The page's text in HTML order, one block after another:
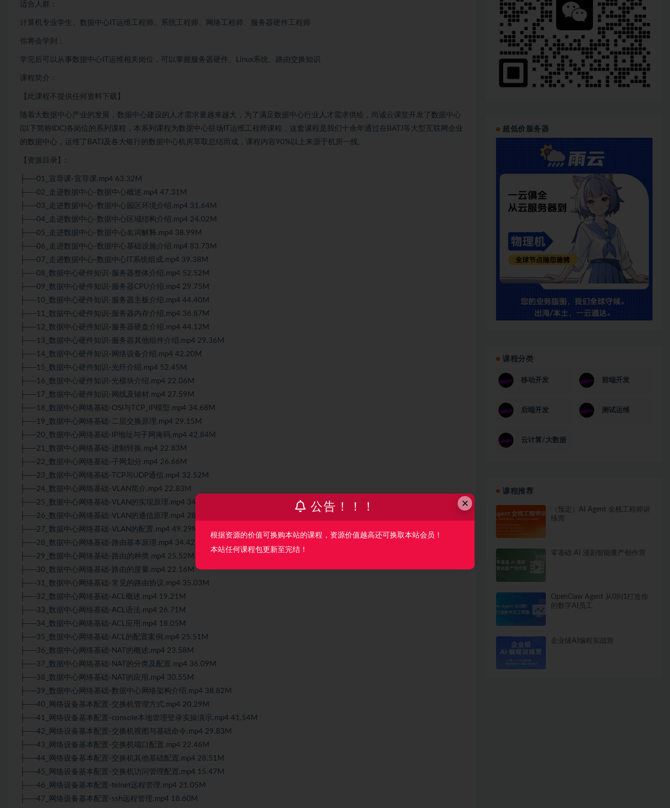
适合人群：
计算机专业学生、数据中心IT运维工程师、系统工程师、网络工程师、服务器硬件工程师
你将会学到：
学完后可以从事数据中心IT运维相关岗位，可以掌握服务器硬件、 Linux系统、路由交换知识
课程简介：
【此课程不提供任何资料下载】
随着大数据中心产业的发展，数据中心建设的人才需求量越来越大，为了满足数据中心行业人才需求供给，尚诚云课堂开发了数据中心
(以下简称IDC)各岗位的系列课程，本系列课程为数据中心驻场IT运维工程师课程，这套课程是我们十余年通过在BATJ等大型互联网企业
的数据中心，运维了BATJ及各大银行的数据中心机房萃取总结而成，课程内容90%以上来源于机房一线。
【资源目录】:
├──01_宣导课-宣导课.mp4 63.32M
├──02_走进数据中心-数据中心概述.mp4 47.31M
├──03_走进数据中心-数据中心园区环境介绍.mp4 31.64M
├──04_走进数据中心-数据中心区域结构介绍.mp4 24.02M
├──05_走进数据中心-数据中心名词解释.mp4 38.99M
├──06_走进数据中心-数据中心基础设施介绍.mp4 83.73M
├──07_走进数据中心-数据中心IT系统组成.mp4 39.38M
├──08_数据中心硬件知识-服务器整体介绍.mp4 52.52M
├──09_数据中心硬件知识-服务器CPU介绍.mp4 29.75M
├──10_数据中心硬件知识-服务器主板介绍.mp4 44.40M
├──11_数据中心硬件知识-服务器内存介绍.mp4 36.87M
├──12_数据中心硬件知识-服务器硬盘介绍.mp4 44.12M
├──13_数据中心硬件知识-服务器其他组件介绍.mp4 29.36M
├──14_数据中心硬件知识-网络设备介绍.mp4 42.20M
├──15_数据中心硬件知识-光纤介绍.mp4 52.45M
├──16_数据中心硬件知识-光模块介绍.mp4 22.06M
├──17_数据中心硬件知识-网线及辅材.mp4 27.59M
├──18_数据中心网络基础-OSI与 TCP _IP模型.mp4 34.68M
├──19_数据中心网络基础-二层交换原理.mp4 29.15M
├──20_数据中心网络基础-IP地址与子网掩码.mp4 42.84M
├──21_数据中心网络基础-进制转换.mp4 22.83M
├──22_数据中心网络基础-子网划分.mp4 26.66M
├──23_数据中心网络基础- TCP与UDP通信.mp4 32.52M
├──24_数据中心网络基础-VLAN简介.mp4 22.83M
├──25_数据中心网络基础-VLAN的实现原理.mp4 34.65M
├──26_数据中心网络基础-VLAN的通信原理.mp4 28.04M
├──27_数据中心网络基础-VLAN的配置.mp4 49.29M
├──28_数据中心网络基础-路由基本原理.mp4 34.42M
├──29_数据中心网络基础-路由的种类.mp4 25.52M
├──30_数据中心网络基础-路由的度量.mp4 22.16M
├──31_数据中心网络基础-常见的路由协议.mp4 35.03M
├──32_数据中心网络基础-ACL概述.mp4 19.21M
├──33_数据中心网络基础-ACL语法.mp4 26.71M
├──34_数据中心网络基础-ACL应用.mp4 18.05M
├──35_数据中心网络基础-ACL的配置案例.mp4 25.51M
├──36_数据中心网络基础-NAT的概述.mp4 23.58M
├──37_数据中心网络基础-NAT的分类及配置.mp4 36.09M
├──38_数据中心网络基础-NAT的应用.mp4 30.55M
├──39_数据中心网络基础-数据中心网络架构介绍.mp4 38.82M
├──40_网络设备基本配置-交换机管理方式.mp4 20.29M
├──41_网络设备基本配置-console本地管理登录实操演示.mp4 41.54M
├──42_网络设备基本配置-交换机视图与基础命令.mp4 29.83M
├──43_网络设备基本配置-交换机端口配置.mp4 22.46M
├──44_网络设备基本配置-交换机其他基础配置.mp4 28.51M
├──45_网络设备基本配置-交换机访问管理配置.mp4 15.47M
├──46_网络设备基本配置-telnet远程管理.mp4 21.05M
├──47_网络设备基本配置-ssh远程管理.mp4 18.60M
超低价服务器
课程分类
移动开发 前端开发
后端开发 测试运维
云计算/大数据
课程推荐
（预定）AI Agent 全栈工程师训
练营
零基础 AI 漫剧智能量产创作营
OpenClaw Agent 从0到1打造你
的数字AI员工
企业级AI编程实战营
×
公告！！！
根据资源的价值可换购本站的课程，资源价值越高还可换取本站会员！
本站任何课程包更新至完结！